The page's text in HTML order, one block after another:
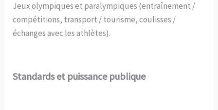
Jeux olympiques et paralympiques (entraînement /
compétitions, transport / tourisme, coulisses /
échanges avec les athlètes).
Standards et puissance publique